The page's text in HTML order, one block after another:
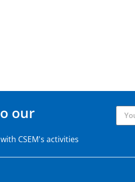
our
CSEM's activities